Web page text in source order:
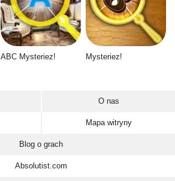
ABC Mysteriez! Mysteriez!
O nas
Mapa witryny
Blog o grach
Absolutist.com